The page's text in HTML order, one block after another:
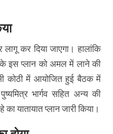
कर दिया जाएगा। हालांकि
इस प्लान को अमल में लाने की
कोठी में आयोजित हुई बैठक में
भार्गव सहित अन्य की
यातायात प्लान जारी किया।